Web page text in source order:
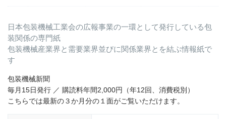
日本包装機械工業会の広報事業の一環として発行している包
装関係の専門紙
包装機械産業界と需要業界並びに関係業界とを結ぶ情報紙で
す
包装機械新聞
毎月15日発行 ／ 購読料年間2,000円（年12回、消費税別）
こちらでは最新の３か月分の１面がご覧いただけます。